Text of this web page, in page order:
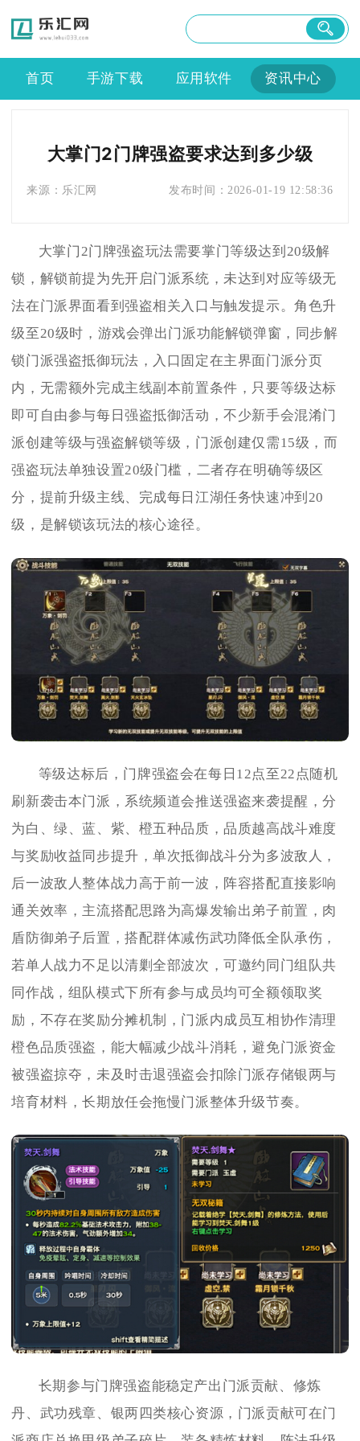
首页 手游下载 应用软件 资讯中心
大掌门2门牌强盗要求达到多少级
来源： 乐汇网 发布时间： 2026-01-19 12:58:36
大掌门2门牌强盗玩法需要掌门等级达到20级解
锁，解锁前提为先开启门派系统，未达到对应等级无
法在门派界面看到强盗相关入口与触发提示。角色升
级至20级时，游戏会弹出门派功能解锁弹窗，同步解
锁门派强盗抵御玩法，入口固定在主界面门派分页
内，无需额外完成主线副本前置条件，只要等级达标
即可自由参与每日强盗抵御活动，不少新手会混淆门
派创建等级与强盗解锁等级，门派创建仅需15级，而
强盗玩法单独设置20级门槛，二者存在明确等级区
分，提前升级主线、完成每日江湖任务快速冲到20
级，是解锁该玩法的核心途径。
等级达标后，门牌强盗会在每日12点至22点随机
刷新袭击本门派，系统频道会推送强盗来袭提醒，分
为白、绿、蓝、紫、橙五种品质，品质越高战斗难度
与奖励收益同步提升，单次抵御战斗分为多波敌人，
后一波敌人整体战力高于前一波，阵容搭配直接影响
通关效率，主流搭配思路为高爆发输出弟子前置，肉
盾防御弟子后置，搭配群体减伤武功降低全队承伤，
若单人战力不足以清剿全部波次，可邀约同门组队共
同作战，组队模式下所有参与成员均可全额领取奖
励，不存在奖励分摊机制，门派内成员互相协作清理
橙色品质强盗，能大幅减少战斗消耗，避免门派资金
被强盗掠夺，未及时击退强盗会扣除门派存储银两与
培育材料，长期放任会拖慢门派整体升级节奏。
长期参与门牌强盗能稳定产出门派贡献、修炼
丹、武功残章、银两四类核心资源，门派贡献可在门